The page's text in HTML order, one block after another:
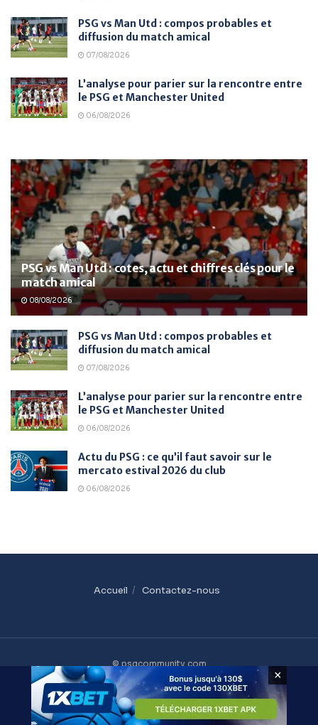
PSG vs Man Utd : compos probables et
diffusion du match amical
07/08/2026
L’analyse pour parier sur la rencontre entre
le PSG et Manchester United
06/08/2026
PSG vs Man Utd : cotes, actu et chiffres clés pour le
match amical
08/08/2026
PSG vs Man Utd : compos probables et
diffusion du match amical
07/08/2026
L’analyse pour parier sur la rencontre entre
le PSG et Manchester United
06/08/2026
Actu du PSG : ce qu’il faut savoir sur le
mercato estival 2026 du club
06/08/2026
Accueil Contactez-nous
© psgcommunity.com
×